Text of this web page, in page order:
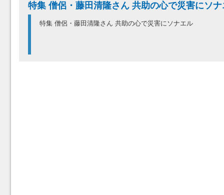
特集 僧侶・藤田清隆さん 共助の心で災害にソナ
特集 僧侶・藤田清隆さん 共助の心で災害にソナエル